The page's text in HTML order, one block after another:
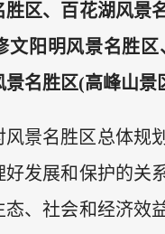
胜区、百花湖风景
文阳明风景名胜区
名胜区(高峰山景
风景名胜区总体规
好发展和保护的关
态、社会和经济效